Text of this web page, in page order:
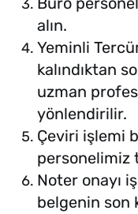
alın.
Yeminli
kalındıktan
uzman
yönlendirilir.
Çeviri işlemi
personelimiz
Noter onayı
belgenin son